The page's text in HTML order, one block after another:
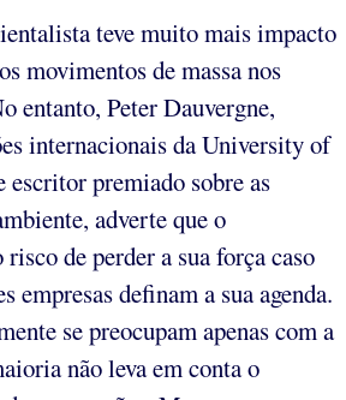
teve muito mais impacto
movimentos de massa nos
entanto, Peter Dauvergne,
internacionais da University of
premiado sobre as
adverte que o
de perder a sua força caso
empresas definam a sua agenda.
se preocupam apenas com a
não leva em conta o